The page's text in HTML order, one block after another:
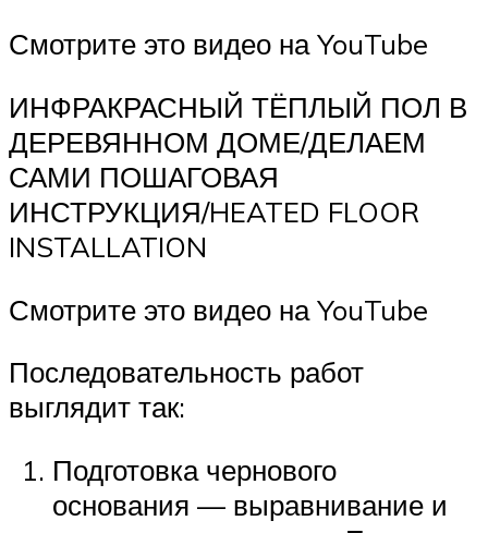
Смотрите это видео на YouTube
ИНФРАКРАСНЫЙ ТЁПЛЫЙ ПОЛ В
ДЕРЕВЯННОМ ДОМЕ/ДЕЛАЕМ
САМИ ПОШАГОВАЯ
ИНСТРУКЦИЯ/HEATED FLOOR
INSTALLATION
Смотрите это видео на YouTube
Последовательность работ
выглядит так:
Подготовка чернового
основания — выравнивание и